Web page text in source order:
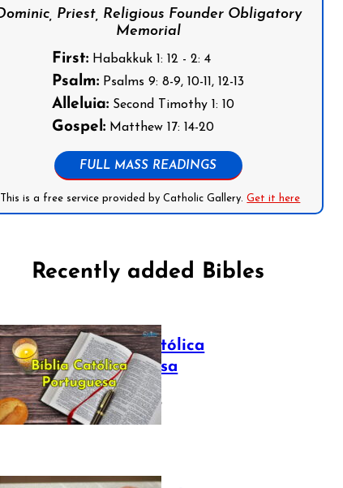
Priest, Religious Founder Obligatory
Memorial
First: Habakkuk 1: 12 - 2: 4
Psalm: Psalms 9: 8-9, 10-11, 12-13
Alleluia: Second Timothy 1: 10
Gospel: Matthew 17: 14-20
FULL MASS READINGS
is a free service provided by Catholic Gallery.Get it here
Recently added Bibles
Bíblia Católica
Portuguesa
July 16, 2025